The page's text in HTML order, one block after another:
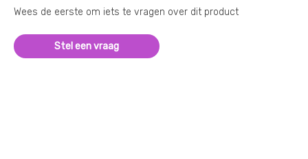
Wees de eerste om iets te vragen over dit product
Stel een vraag